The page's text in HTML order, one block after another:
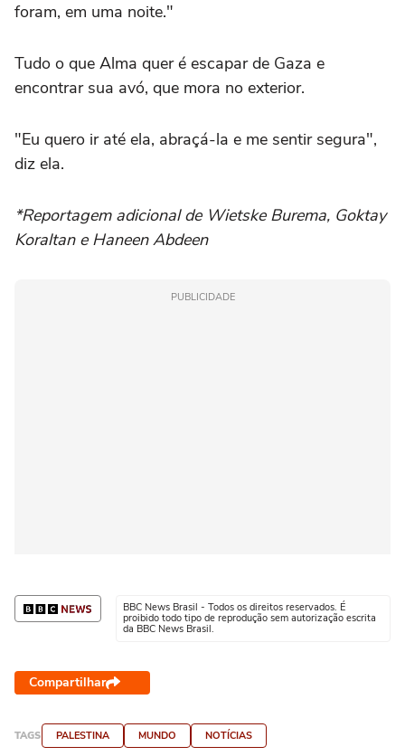
foram, em uma noite."
Tudo o que Alma quer é escapar de Gaza e
encontrar sua avó, que mora no exterior.
"Eu quero ir até ela, abraçá-la e me sentir segura",
diz ela.
*Reportagem adicional de Wietske Burema, Goktay
Koraltan e Haneen Abdeen
PUBLICIDADE
BBC News Brasil - Todos os direitos reservados. É
proibido todo tipo de reprodução sem autorização escrita
da BBC News Brasil.
Compartilhar
TAGS PALESTINA MUNDO NOTÍCIAS